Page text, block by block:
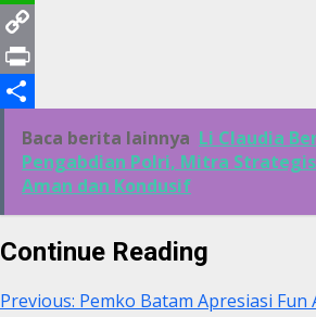
WhatsApp
Copy
Link
Print
ShareBaca berita lainnya Li Claudia
Pengabdian Polri, Mitra
Aman dan Kondusif
Continue Reading
Previous: Pemko Batam Apresiasi Fun